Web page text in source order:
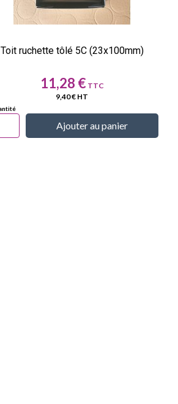
Toit ruchette tôlé 5C (23x100mm)
Prix
11,28 €
9,40 € HT
Ajouter au panier